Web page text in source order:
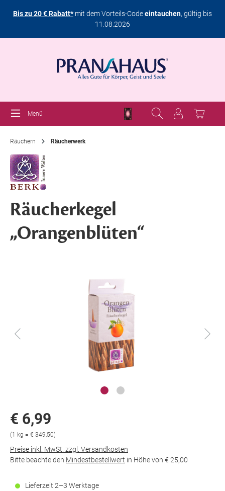
Bis zu 20 € Rabatt*mit dem Vorteils-Codeeintauchen, gültig bis
11.08.2026
Menü
Räuchern Räucherwerk
Räucherkegel
„Orangenblüten“
€ 6,99
(1 kg = € 349,50)
Preise inkl. MwSt. zzgl. Versandkosten
Bitte beachte den Mindestbestellwert in Höhe von € 25,00
Lieferzeit 2–3 Werktage